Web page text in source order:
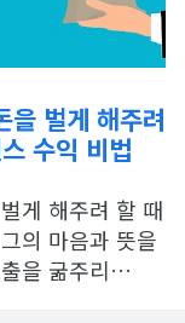
을 벌게 해주려
수익 비법
게 해주려 할 때
의 마음과 뜻을
을 굶주리…